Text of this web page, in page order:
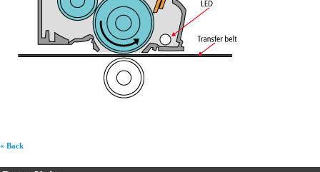
« Back